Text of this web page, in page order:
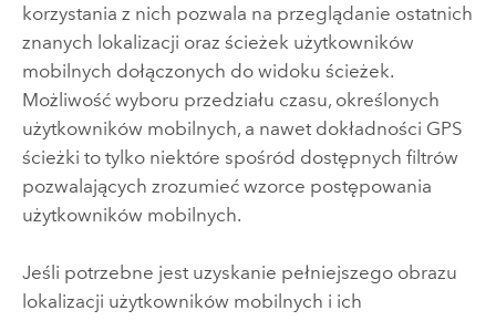
korzystania z nich pozwala na przeglądanie ostatnich
znanych lokalizacji oraz ścieżek użytkowników
mobilnych dołączonych do widoku ścieżek.
Możliwość wyboru przedziału czasu, określonych
użytkowników mobilnych, a nawet dokładności GPS
ścieżki to tylko niektóre spośród dostępnych filtrów
pozwalających zrozumieć wzorce postępowania
użytkowników mobilnych.
Jeśli potrzebne jest uzyskanie pełniejszego obrazu
lokalizacji użytkowników mobilnych i ich